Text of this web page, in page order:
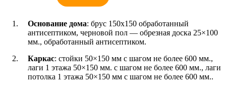
Основание дома: брус 150x150 обработанный
антисептиком, черновой пол — обрезная доска 25×100
мм., обработанный антисептиком.
Каркас: стойки 50×150 мм с шагом не более 600 мм.,
лаги 1 этажа 50×150 мм. с шагом не более 600 мм., лаги
потолка 1 этажа 50×150 мм с шагом не более 600 мм..